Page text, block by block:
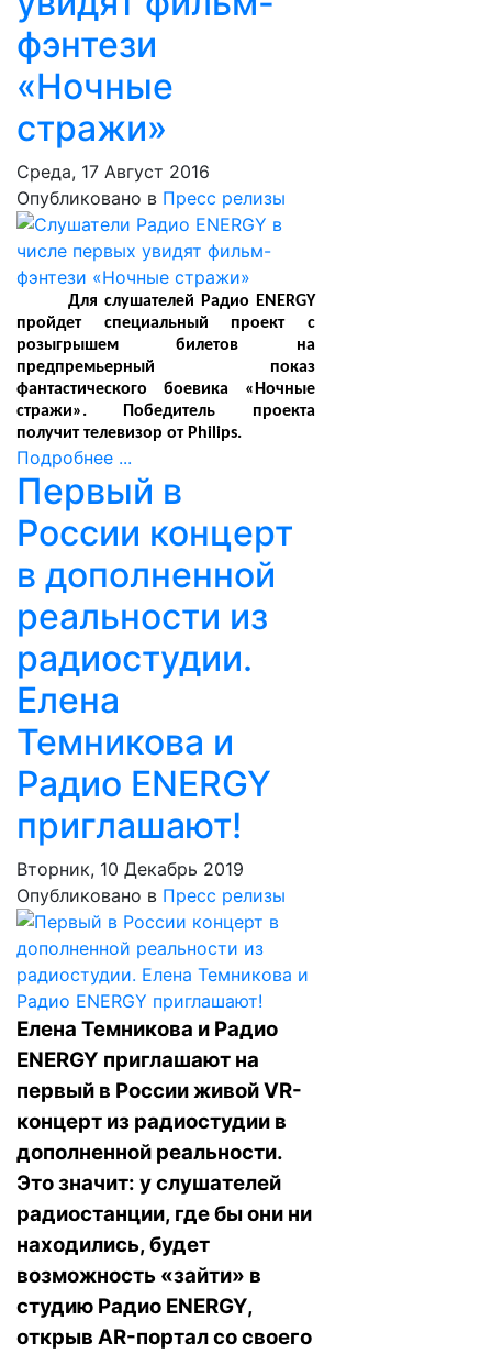
фэнтези
«Ночные
стражи»
Среда, 17 Август 2016
Опубликовано в Пресс релизы
Для слушателей Радио ENERGY
пройдет специальный проект с
розыгрышем билетов на
предпремьерный показ
фантастического боевика «Ночные
стражи». Победитель проекта
получит телевизор от Philips.
Подробнее ...
Первый в
России концерт
в дополненной
реальности из
радиостудии.
Елена
Темникова и
Радио ENERGY
приглашают!
Вторник, 10 Декабрь 2019
Опубликовано в Пресс релизы
Елена Темникова и Радио
ENERGY приглашают на
первый в России живой VR-
концерт из радиостудии в
дополненной реальности.
Это значит: у слушателей
радиостанции, где бы они ни
находились, будет
возможность «зайти» в
студию Радио ENERGY,
открыв AR-портал со своего